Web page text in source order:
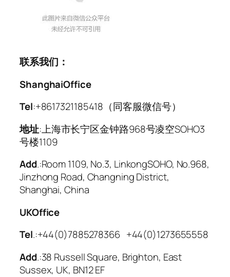
联系我们：
ShanghaiOffice
Tel:+8617321185418（同客服微信号）
地址:上海市长宁区金钟路968号凌空SOHO3
号楼1109
Add.:Room 1109, No.3, LinkongSOHO, No.968,
Jinzhong Road, Changning District,
Shanghai, China
UKOffice
Tel.:+44(0)7885278366 +44(0)1273655558
Add.:38 Russell Square, Brighton, East
Sussex, UK, BN12 EF